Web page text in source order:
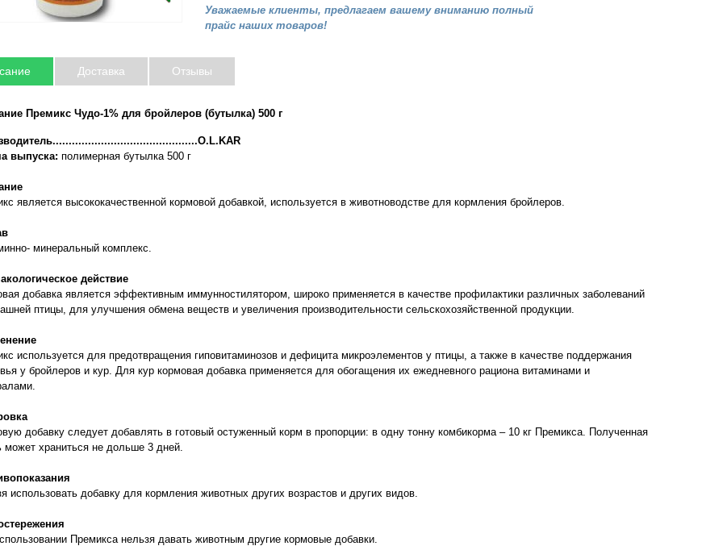
Уважаемые клиенты, предлагаем вашему вниманию полный
прайс наших товаров!
Доставка Отзывы
Премикс Чудо-1% для бройлеров (бутылка) 500 г
выпуска: полимерная бутылка 500 г
является высококачественной кормовой добавкой, используется в животноводстве для кормления бройлеров.
минеральный комплекс.
действие
добавка является эффективным иммунностилятором, широко применяется в качестве профилактики различных заболеваний
птицы, для улучшения обмена веществ и увеличения производительности сельскохозяйственной продукции.
используется для предотвращения гиповитаминозов и дефицита микроэлементов у птицы, а также в качестве поддержания
у бройлеров и кур. Для кур кормовая добавка применяется для обогащения их ежедневного рациона витаминами и
добавку следует добавлять в готовый остуженный корм в пропорции: в одну тонну комбикорма – 10 кг Премикса. Полученная
может храниться не дольше 3 дней.
использовать добавку для кормления животных других возрастов и других видов.
Премикса нельзя давать животным другие кормовые добавки.